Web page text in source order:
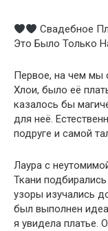
Свадебное
Это Было Только
Первое, на чем мы
Хлои, было её
казалось бы
для неё.
подруге и самой
Лаура с
Ткани
узоры изучались
был выполнен
я увидела платье.